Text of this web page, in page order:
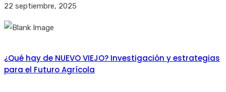
22 septiembre, 2025
¿Qué hay de NUEVO VIEJO? Investigación y estrategias
para el Futuro Agrícola